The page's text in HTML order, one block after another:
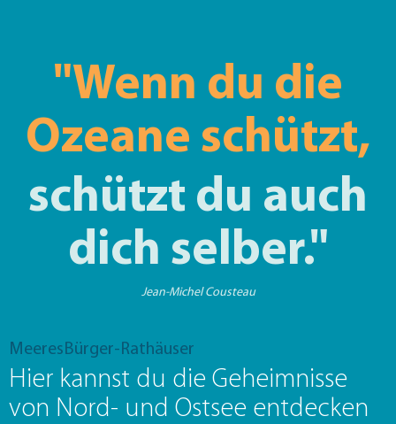
"Wenn du die
Ozeane schützt,
schützt du auch
dich selber."
Jean-Michel Cousteau
MeeresBürger-Rathäuser
Hier kannst du die Geheimnisse
von Nord- und Ostsee entdecken